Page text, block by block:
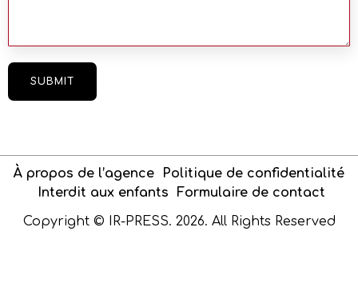
À propos de l’agence
Politique de confidentialité
Interdit aux enfants
Formulaire de contact
Copyright © IR-PRESS. 2026. All Rights Reserved